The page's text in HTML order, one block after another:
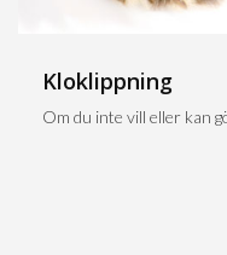
Kloklippning
Om du inte vill eller kan